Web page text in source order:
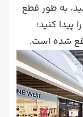
به طور قطع
پیدا کنید؛
شده است.